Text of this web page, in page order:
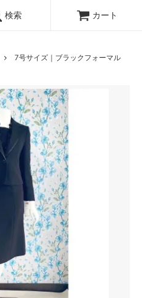
検索 カート
7号サイズ｜ブラックフォーマル